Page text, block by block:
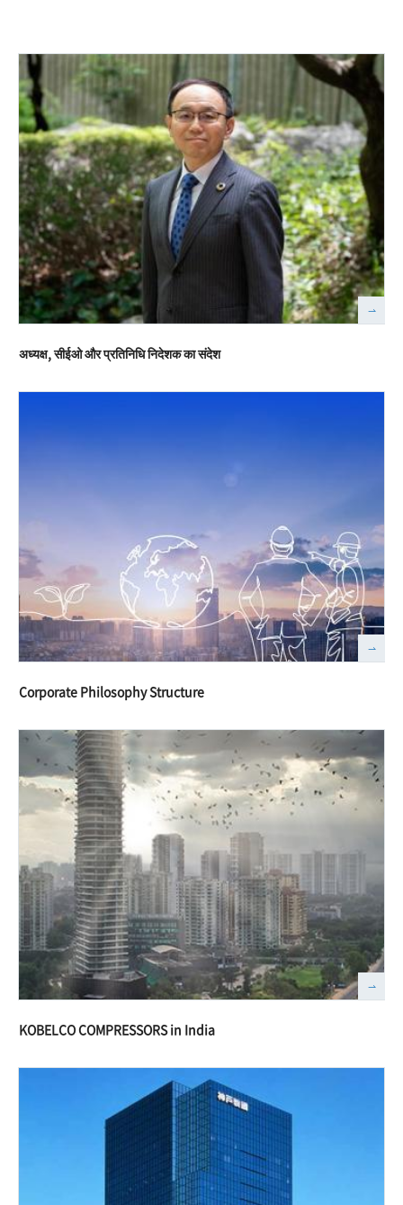
अध्यक्ष, सीईओ और प्रतिनिधि निदेशक का संदेश
Corporate Philosophy Structure
KOBELCO COMPRESSORS in India